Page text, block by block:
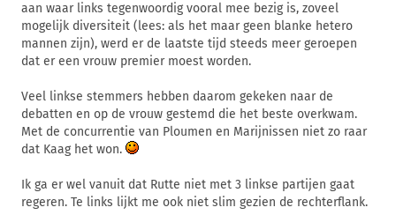
aan waar links tegenwoordig vooral mee bezig is, zoveel
mogelijk diversiteit (lees: als het maar geen blanke hetero
mannen zijn), werd er de laatste tijd steeds meer geroepen
dat er een vrouw premier moest worden.
Veel linkse stemmers hebben daarom gekeken naar de
debatten en op de vrouw gestemd die het beste overkwam.
Met de concurrentie van Ploumen en Marijnissen niet zo raar
dat Kaag het won.
Ik ga er wel vanuit dat Rutte niet met 3 linkse partijen gaat
regeren. Te links lijkt me ook niet slim gezien de rechterflank.